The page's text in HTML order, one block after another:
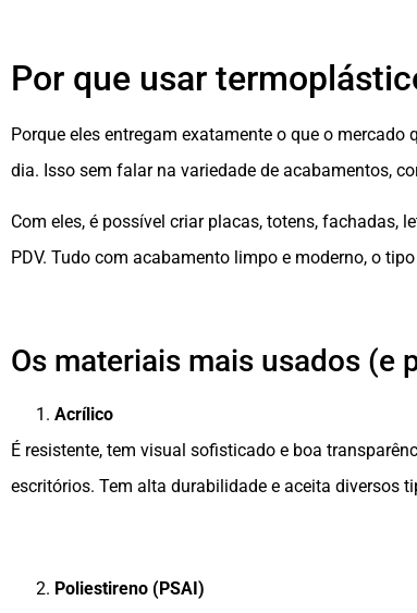
Por que usar
Porque eles entregam exatamente o que o
dia. Isso sem falar na variedade de acabamentos,
Com eles, é possível criar placas, totens, fachadas,
PDV. Tudo com acabamento limpo e moderno, o
Os materiais mais usados (e
Acrílico
É resistente, tem visual sofisticado e boa
escritórios. Tem alta durabilidade e aceita diversos
Poliestireno (PSAI)